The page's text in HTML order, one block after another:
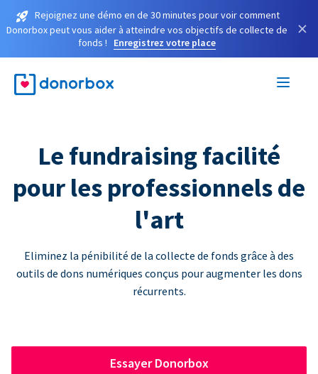
Rejoignez une démo en de 30 minutes pour voir comment
Donorbox peut vous aider à atteindre vos objectifs de collecte de
fonds !
Enregistrez votre place
×
Le fundraising facilité
pour les professionnels de
l'art
Eliminez la pénibilité de la collecte de fonds grâce à des
outils de dons numériques conçus pour augmenter les dons
récurrents.
Essayer Donorbox